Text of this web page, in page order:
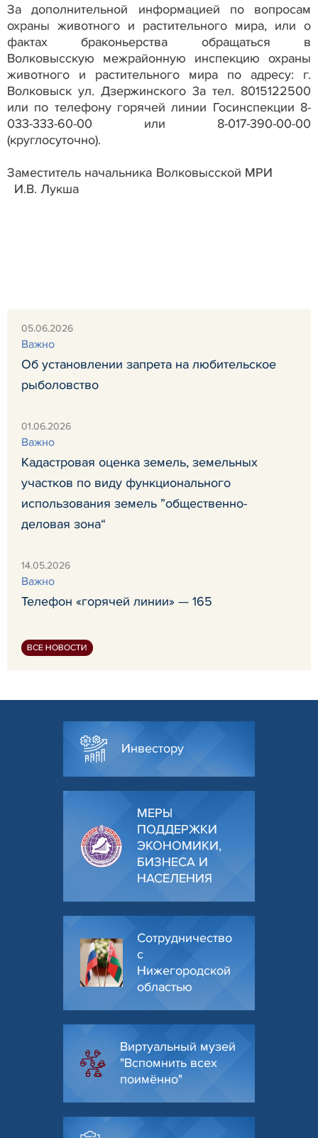
За дополнительной информацией по вопросам
охраны животного и растительного мира, или о
фактах браконьерства обращаться в
Волковысскую межрайонную инспекцию охраны
животного и растительного мира по адресу: г.
Волковыск ул. Дзержинского 3а тел. 8015122500
или по телефону горячей линии Госинспекции 8-
033-333-60-00 или 8-017-390-00-00
(круглосуточно).
Заместитель начальника Волковысской МРИ
И.В. Лукша
05.06.2026
Важно
Об установлении запрета на любительское
рыболовство
01.06.2026
Важно
Кадастровая оценка земель, земельных
участков по виду функционального
использования земель ”общественно-
деловая зона“
14.05.2026
Важно
Телефон «горячей линии» — 165
ВСЕ НОВОСТИ
Инвестору
МЕРЫ
ПОДДЕРЖКИ
ЭКОНОМИКИ,
БИЗНЕСА И
НАСЕЛЕНИЯ
Сотрудничество
с
Нижегородской
областью
Виртуальный музей
"Вспомнить всех
поимённо"